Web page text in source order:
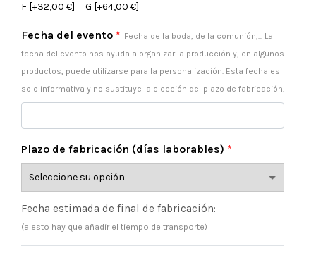
F [+32,00 €] G [+64,00 €]
Fecha del evento * Fecha de la boda, de la comunión,... La
fecha del evento nos ayuda a organizar la producción y, en algunos
productos, puede utilizarse para la personalización. Esta fecha es
solo informativa y no sustituye la elección del plazo de fabricación.
Plazo de fabricación (días laborables) *
Fecha estimada de final de fabricación:
(a esto hay que añadir el tiempo de transporte)